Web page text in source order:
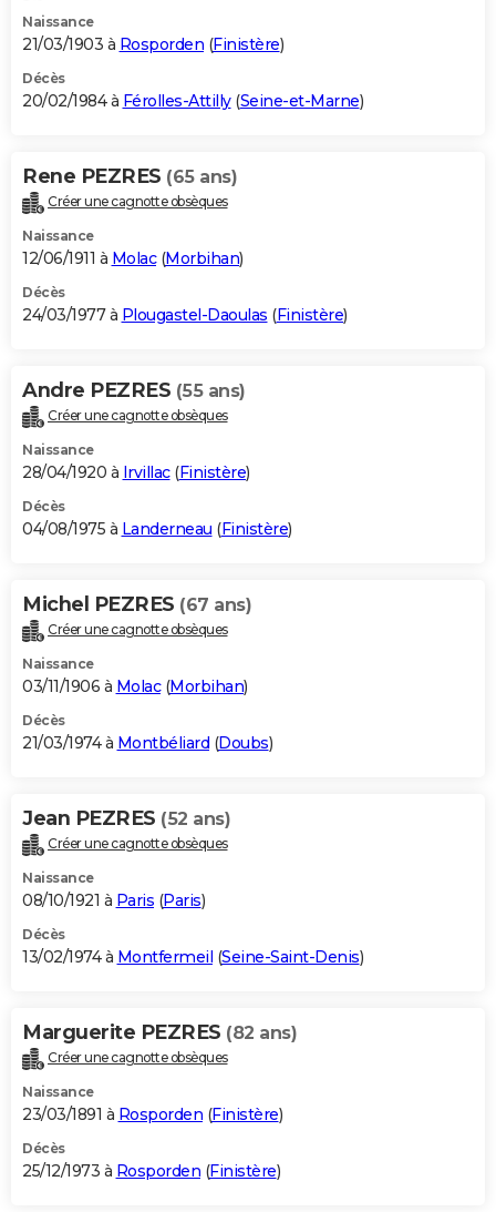
Naissance
21/03/1903 à Rosporden (Finistère)
Décès
20/02/1984 à Férolles-Attilly(Seine-et-Marne)
Rene PEZRES (65 ans)
Créer une cagnotte obsèques
Naissance
12/06/1911 à Molac(Morbihan)
Décès
24/03/1977 à Plougastel-Daoulas (Finistère)
Andre PEZRES (55 ans)
Créer une cagnotte obsèques
Naissance
28/04/1920 à Irvillac(Finistère)
Décès
04/08/1975 à Landerneau (Finistère)
Michel PEZRES (67 ans)
Créer une cagnotte obsèques
Naissance
03/11/1906 à Molac(Morbihan)
Décès
21/03/1974 à Montbéliard (Doubs)
Jean PEZRES (52 ans)
Créer une cagnotte obsèques
Naissance
08/10/1921 à Paris (Paris)
Décès
13/02/1974 à Montfermeil (Seine-Saint-Denis)
Marguerite PEZRES (82 ans)
Créer une cagnotte obsèques
Naissance
23/03/1891 à Rosporden (Finistère)
Décès
25/12/1973 à Rosporden (Finistère)